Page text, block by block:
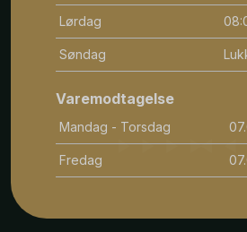
Lørdag
Søndag
Varemodtagelse
Mandag - Torsdag
Fredag